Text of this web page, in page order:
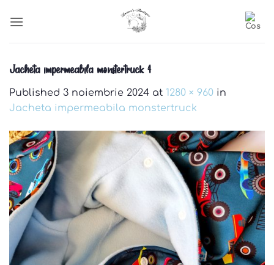
Jacheta impermeabila monstertruck 4
Published 3 noiembrie 2024 at 1280 × 960 in
Jacheta impermeabila monstertruck